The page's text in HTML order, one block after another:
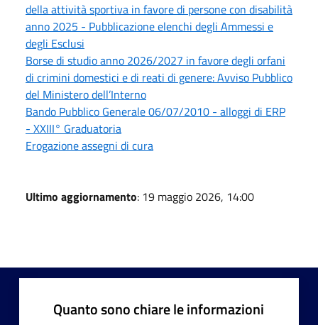
della attività sportiva in favore di persone con disabilità
anno 2025 - Pubblicazione elenchi degli Ammessi e
degli Esclusi
Borse di studio anno 2026/2027 in favore degli orfani
di crimini domestici e di reati di genere: Avviso Pubblico
del Ministero dell’Interno
Bando Pubblico Generale 06/07/2010 - alloggi di ERP
- XXIII° Graduatoria
Erogazione assegni di cura
Ultimo aggiornamento: 19 maggio 2026, 14:00
Quanto sono chiare le informazioni